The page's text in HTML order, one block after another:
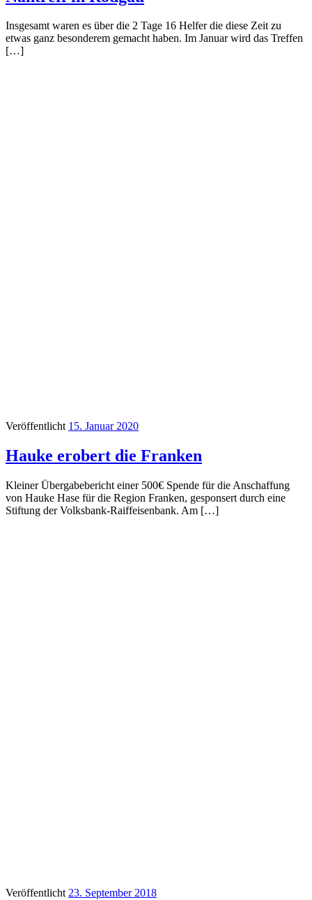
Insgesamt waren es über die 2 Tage 16 Helfer die diese Zeit zu
etwas ganz besonderem gemacht haben. Im Januar wird das Treffen
[…]
Veröffentlicht 15. Januar 2020
Hauke erobert die Franken
Kleiner Übergabebericht einer 500€ Spende für die Anschaffung
von Hauke Hase für die Region Franken, gesponsert durch eine
Stiftung der Volksbank-Raiffeisenbank. Am […]
Veröffentlicht 23. September 2018